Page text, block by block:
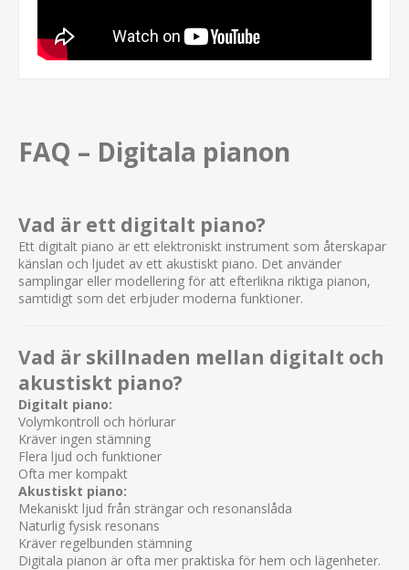
FAQ – Digitala pianon
Vad är ett digitalt piano?
Ett digitalt piano är ett elektroniskt instrument som återskapar
känslan och ljudet av ett akustiskt piano. Det använder
samplingar eller modellering för att efterlikna riktiga pianon,
samtidigt som det erbjuder moderna funktioner.
Vad är skillnaden mellan digitalt och
akustiskt piano?
Digitalt piano:
Volymkontroll och hörlurar
Kräver ingen stämning
Flera ljud och funktioner
Ofta mer kompakt
Akustiskt piano:
Mekaniskt ljud från strängar och resonanslåda
Naturlig fysisk resonans
Kräver regelbunden stämning
Digitala pianon är ofta mer praktiska för hem och lägenheter.